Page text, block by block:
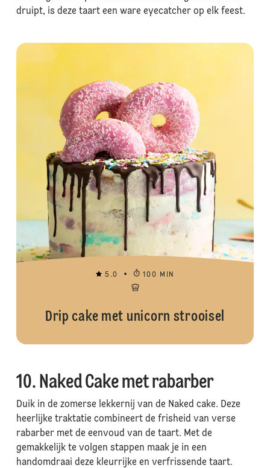
druipt, is deze taart een ware eyecatcher op elk feest.
5.0 100 MIN
Drip cake met unicorn strooisel
10. Naked Cake met rabarber
Duik in de zomerse lekkernij van de Naked cake. Deze
heerlijke traktatie combineert de frisheid van verse
rabarber met de eenvoud van de taart. Met de
gemakkelijk te volgen stappen maak je in een
handomdraai deze kleurrijke en verfrissende taart.